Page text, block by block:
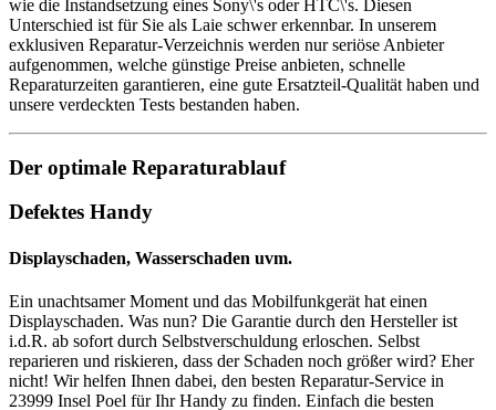
wie die Instandsetzung eines Sony\'s oder HTC\'s. Diesen
Unterschied ist für Sie als Laie schwer erkennbar. In unserem
exklusiven Reparatur-Verzeichnis werden nur seriöse Anbieter
aufgenommen, welche günstige Preise anbieten, schnelle
Reparaturzeiten garantieren, eine gute Ersatzteil-Qualität haben und
unsere verdeckten Tests bestanden haben.
Der optimale Reparaturablauf
Defektes Handy
Displayschaden, Wasserschaden uvm.
Ein unachtsamer Moment und das Mobilfunkgerät hat einen
Displayschaden. Was nun? Die Garantie durch den Hersteller ist
i.d.R. ab sofort durch Selbstverschuldung erloschen. Selbst
reparieren und riskieren, dass der Schaden noch größer wird? Eher
nicht! Wir helfen Ihnen dabei, den besten Reparatur-Service in
23999 Insel Poel für Ihr Handy zu finden. Einfach die besten